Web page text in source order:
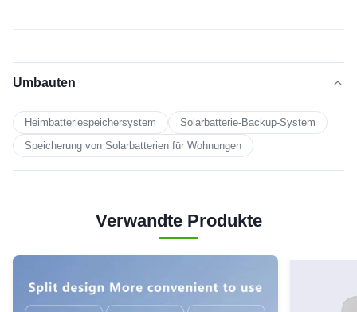
Umbauten
Heimbatteriespeichersystem
Solarbatterie-Backup-System
Speicherung von Solarbatterien für Wohnungen
Verwandte Produkte